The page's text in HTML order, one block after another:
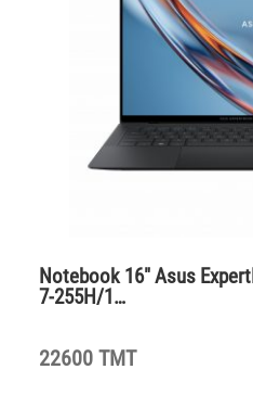
Notebook 16″ Asus
7-255H/1…
22600 TMT